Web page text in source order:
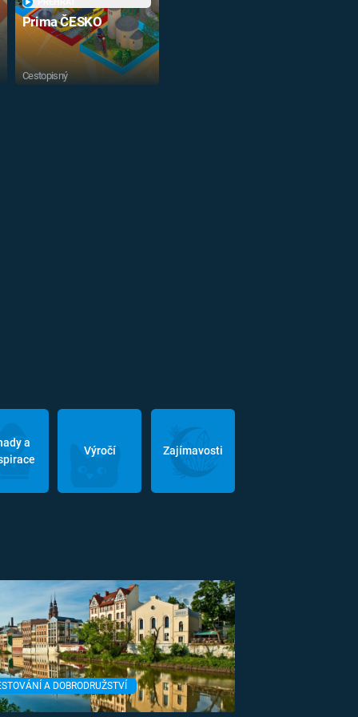
Prima ČESKO
Cestopisný
a
Výročí Zajímavosti
A DOBRODRUŽSTVÍ